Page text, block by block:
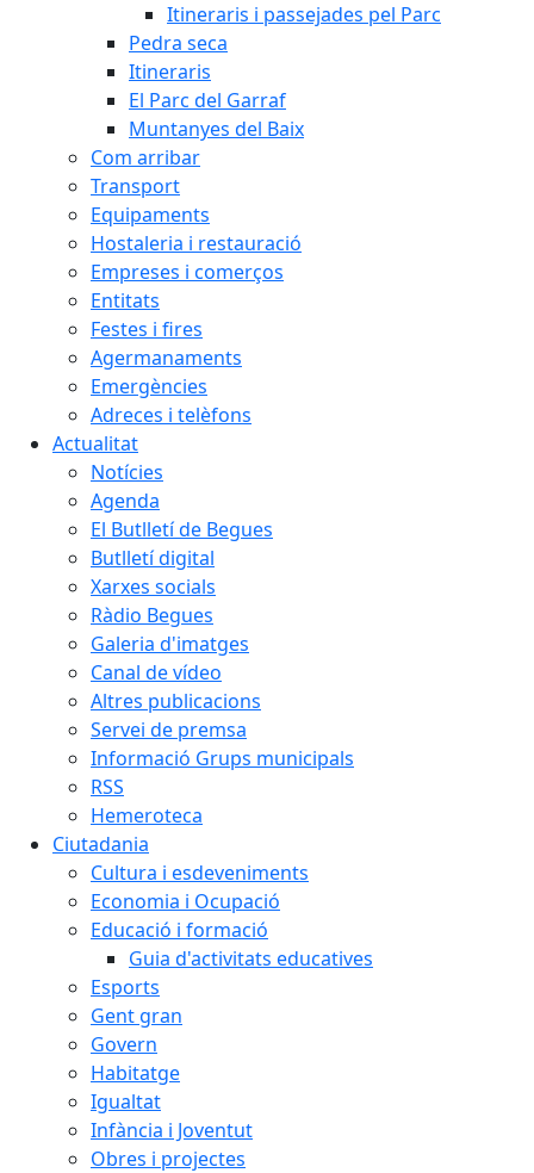
Itineraris i passejades pel Parc
Pedra seca
Itineraris
El Parc del Garraf
Muntanyes del Baix
Com arribar
Transport
Equipaments
Hostaleria i restauració
Empreses i comerços
Entitats
Festes i fires
Agermanaments
Emergències
Adreces i telèfons
Actualitat
Notícies
Agenda
El Butlletí de Begues
Butlletí digital
Xarxes socials
Ràdio Begues
Galeria d'imatges
Canal de vídeo
Altres publicacions
Servei de premsa
Informació Grups municipals
RSS
Hemeroteca
Ciutadania
Cultura i esdeveniments
Economia i Ocupació
Educació i formació
Guia d'activitats educatives
Esports
Gent gran
Govern
Habitatge
Igualtat
Infància i Joventut
Obres i projectes